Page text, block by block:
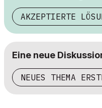
AKZEPTIERTE
Eine neue
NEUES THEMA